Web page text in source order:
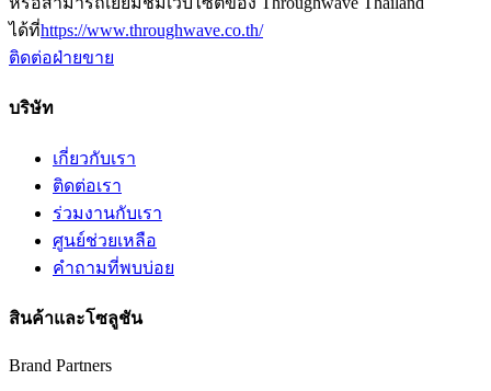
ได้ที่https://www.throughwave.co.th/
ติดต่อฝ่ายขาย
บริษัท
เกี่ยวกับเรา
ติดต่อเรา
ร่วมงานกับเรา
ศูนย์ช่วยเหลือ
คำถามที่พบบ่อย
สินค้าและโซลูชัน
Brand Partners